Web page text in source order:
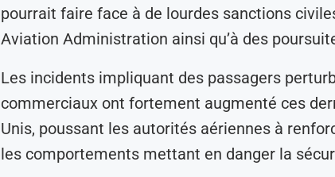
pourrait faire face à de lourdes sanctions
Aviation Administration ainsi qu’à des
Les incidents impliquant des passagers
commerciaux ont fortement augmenté ces
Unis, poussant les autorités aériennes à
les comportements mettant en danger la